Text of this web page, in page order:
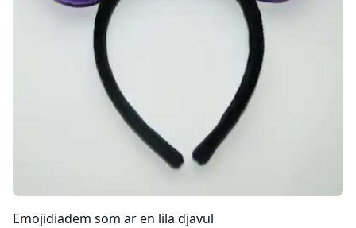
Emojidiadem som är en lila djävul